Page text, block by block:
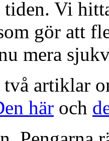
Vi
gör att
mera
artiklar
här och